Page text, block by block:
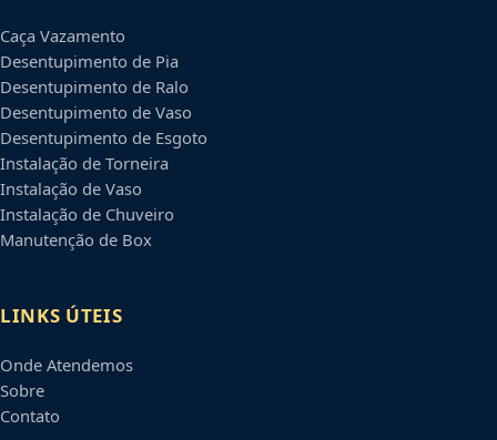
Caça Vazamento
Desentupimento de Pia
Desentupimento de Ralo
Desentupimento de Vaso
Desentupimento de Esgoto
Instalação de Torneira
Instalação de Vaso
Instalação de Chuveiro
Manutenção de Box
LINKS ÚTEIS
Onde Atendemos
Sobre
Contato